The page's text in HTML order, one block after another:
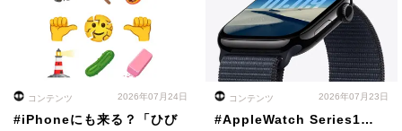
コンテンツ 2026年07月24日
#iPhoneにも来る？「ひび
コンテンツ 2026年07月23日
#AppleWatch Series1…